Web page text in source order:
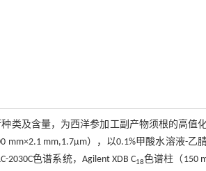
种类及含量，为西洋参加工副产物须根的高值
mm×2.1 mm,1.7μm），以0.1%甲酸水溶液-
色谱系统，Agilent XDB C18色谱柱（150